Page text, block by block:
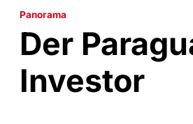
Panorama
Der
Investor